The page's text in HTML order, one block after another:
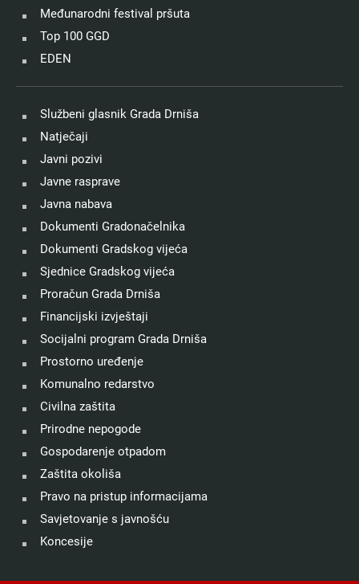
Međunarodni festival pršuta
Top 100 GGD
EDEN
Službeni glasnik Grada Drniša
Natječaji
Javni pozivi
Javne rasprave
Javna nabava
Dokumenti Gradonačelnika
Dokumenti Gradskog vijeća
Sjednice Gradskog vijeća
Proračun Grada Drniša
Financijski izvještaji
Socijalni program Grada Drniša
Prostorno uređenje
Komunalno redarstvo
Civilna zaštita
Prirodne nepogode
Gospodarenje otpadom
Zaštita okoliša
Pravo na pristup informacijama
Savjetovanje s javnošću
Koncesije